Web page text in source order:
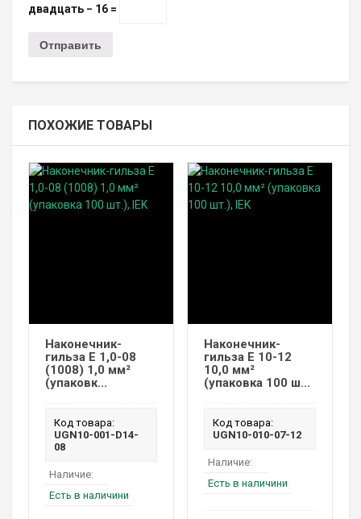
двадцать − 16 =
ПОХОЖИЕ ТОВАРЫ
Наконечник-
гильза Е 1,0-08
(1008) 1,0 мм²
(упаковк...
Код товара:
UGN10-001-D14-
08
Наличие:
Есть в наличини
Наконечник-
гильза Е 10-12
10,0 мм²
(упаковка 100 ш...
Код товара:
UGN10-010-07-12
Наличие:
Есть в наличини